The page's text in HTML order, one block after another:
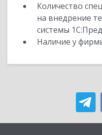
Количество
на внедрение
системы
Наличие у